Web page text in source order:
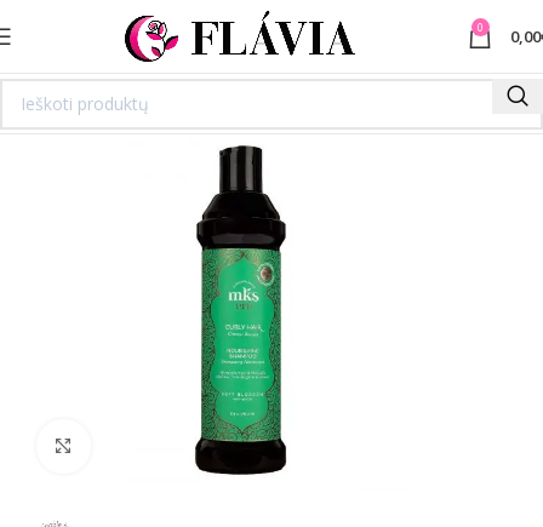
0 0,00
Spustelėkite norėdami padidinti